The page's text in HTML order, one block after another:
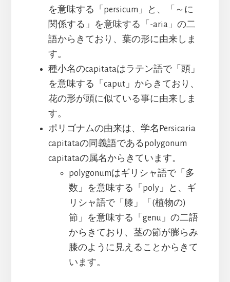
を意味する「persicum」と、「～に
関係する」を意味する「-aria」の二
語からきており、葉の形に由来しま
す。
種小名のcapitataはラテン語で「頭」
を意味する「caput」からきており、
花の形が頭に似ている事に由来しま
す。
ポリゴナムの由来は、学名Persicaria
capitataの同義語であるpolygonum
capitataの属名からきています。
polygonumはギリシャ語で「多
数」を意味する「poly」と、ギ
リシャ語で「膝」「(植物の)
節」を意味する「genu」の二語
からきており、茎の節が膨らみ
膝のように見えることからきて
います。